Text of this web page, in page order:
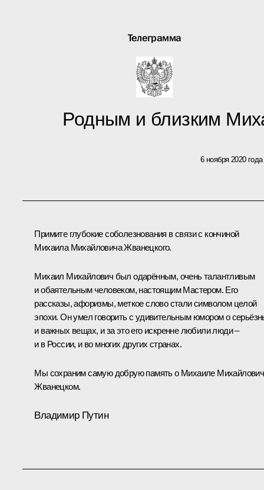
Телеграмма
Родным и близким
6 ноября 2020 года
Примите глубокие соболезнования в связи с кончиной
Михаила Михайловича Жванецкого.
Михаил Михайлович был одарённым, очень талантливым
и обаятельным человеком, настоящим Мастером. Его
рассказы, афоризмы, меткое слово стали символом целой
эпохи. Он умел говорить с удивительным юмором о
и важных вещах, и за это его искренне любили люди –
и в России, и во многих других странах.
Мы сохраним самую добрую память о Михаиле
Жванецком.
Владимир Путин